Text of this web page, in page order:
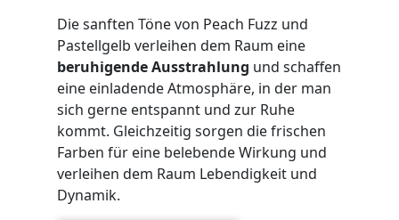
Die sanften Töne von Peach Fuzz und
Pastellgelb verleihen dem Raum eine
beruhigende Ausstrahlung und schaffen
eine einladende Atmosphäre, in der man
sich gerne entspannt und zur Ruhe
kommt. Gleichzeitig sorgen die frischen
Farben für eine belebende Wirkung und
verleihen dem Raum Lebendigkeit und
Dynamik.